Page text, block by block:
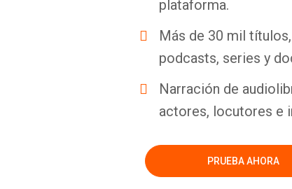
plataforma.
Más de 30 mil
podcasts, series y
Narración de
actores, locutores e
PRUEBA AHORA